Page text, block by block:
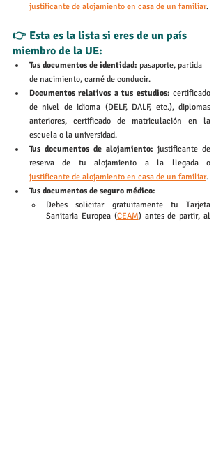
justificante de alojamiento en casa de un familiar.
👉 Esta es la lista si eres de un país
miembro de la UE:
Tus documentos de identidad: pasaporte, partida
de nacimiento, carné de conducir.
Documentos relativos a tus estudios: certificado
de nivel de idioma (DELF, DALF, etc.), diplomas
anteriores, certificado de matriculación en la
escuela o la universidad.
Tus documentos de alojamiento: justificante de
justificante de alojamiento en casa de un familiar.
Tus documentos de seguro médico:
Debes solicitar gratuitamente tu Tarjeta
Sanitaria Europea (CEAM) antes de partir, al